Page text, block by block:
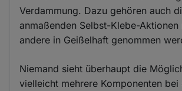
Verdammung. Dazu gehören auch
anmaßenden Selbst-Klebe-Aktionen
andere in Geißelhaft genommen
Niemand sieht überhaupt die
vielleicht mehrere Komponenten bei